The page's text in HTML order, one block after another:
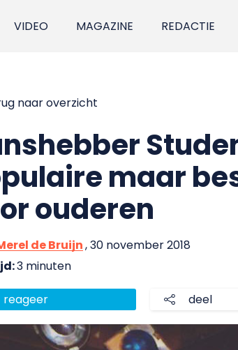
VIDEO MAGAZINE REDACTIE
naar overzicht
maar
ouderen
de Bruijn, 30 november 2018
3 minuten
reageer deel